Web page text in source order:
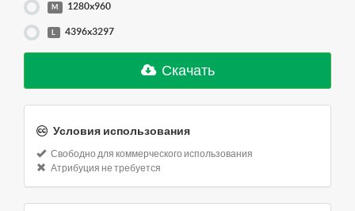
M 1280x960
4396x3297
Скачать
Условия использования
Свободно для коммерческого использования
Атрибуция не требуется